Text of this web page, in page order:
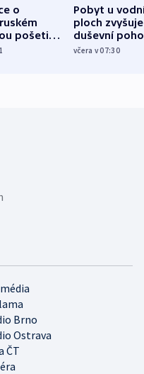
o
pošetilé,
Pobyt u
ploch zvyšuje
duševní
ukázala
včera v 07:30
Brno
Ostrava
ČT